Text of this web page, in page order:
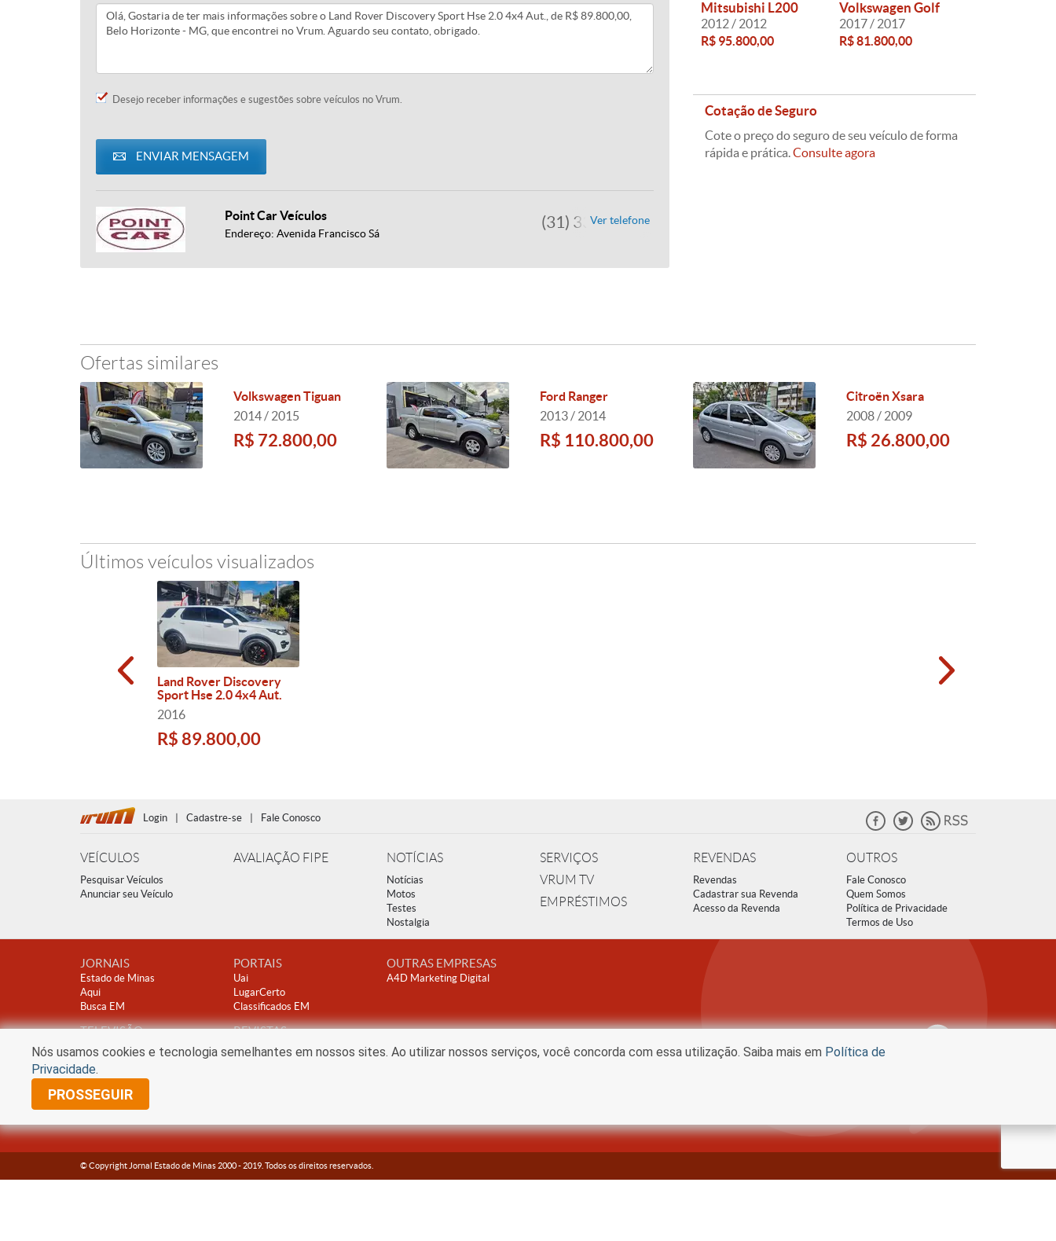
Desejo receber informações e sugestões sobre veículos no Vrum.
ENVIAR MENSAGEM
Point Car Veículos
Endereço: Avenida Francisco Sá
(31) 3373-0808
Ver telefone
Mitsubishi L200
2012 / 2012
R$ 95.800,00
Volkswagen Golf
2017 / 2017
R$ 81.800,00
Cotação de Seguro
Cote o preço do seguro de seu veículo de forma
rápida e prática.Consulte agora
Ofertas similares
Volkswagen Tiguan
2014 / 2015
R$ 72.800,00
Ford Ranger
2013 / 2014
R$ 110.800,00
Citroën Xsara
2008 / 2009
R$ 26.800,00
Últimos veículos visualizados
Land Rover Discovery
Sport Hse 2.0 4x4 Aut.
2016
R$ 89.800,00
Login Cadastre-se Fale Conosco
VEÍCULOS
Pesquisar Veículos
Anunciar seu Veículo
AVALIAÇÃO FIPE NOTÍCIAS
Notícias
Motos
Testes
Nostalgia
SERVIÇOS
VRUM TV
EMPRÉSTIMOS
REVENDAS
Revendas
Cadastrar sua Revenda
Acesso da Revenda
OUTROS
Fale Conosco
Quem Somos
Política de Privacidade
Termos de Uso
JORNAIS
Estado de Minas
Aqui
Busca EM
TELEVISÃO
TV Alterosa
PORTAIS
Uai
LugarCerto
Classificados EM
REVISTAS
Encontro
Clube A
OUTRAS EMPRESAS
A4D Marketing Digital
© Copyright Jornal Estado de Minas 2000 -2019 . Todos os direitos reservados.
Nós usamos cookies e tecnologia semelhantes em nossos sites. Ao utilizar nossos serviços, você concorda com essa utilização. Saiba mais em Política de
Privacidade.
PROSSEGUIR